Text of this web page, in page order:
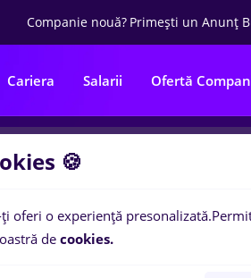
Companie nouă? Primești un Anunț
Cariera Salarii Ofertă
0locuri
🍪
oferi o experiență presonalizată.
de cookies.